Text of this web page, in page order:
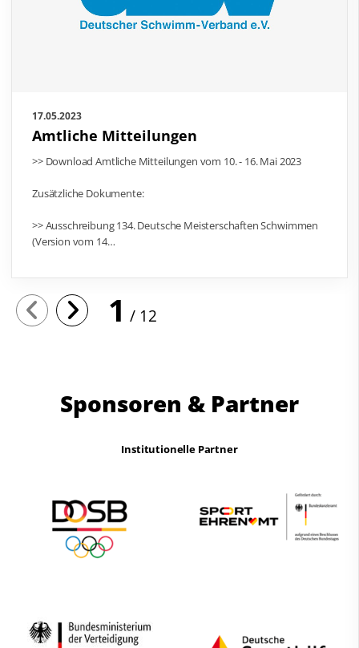
17.05.2023
Amtliche Mitteilungen
>> Download Amtliche Mitteilungen vom 10. - 16. Mai 2023
Zusätzliche Dokumente:
>> Ausschreibung 134. Deutsche Meisterschaften Schwimmen
(Version vom 14…
1 12
Sponsoren & Partner
Institutionelle Partner